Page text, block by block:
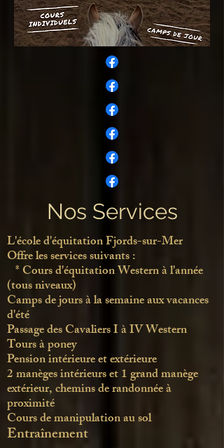
Nos Services
L'école d'équitation Fjords-sur-Mer​
Offre les services suivants :
​ * Coursd'équitation Western à l'année
(tous niveaux)
Camps de jours à la semaine aux vacances
d'été
Passage des Cavaliers I à IV Western
Tours à poney
Pension intérieure et extérieure
2 manèges intérieurs et 1 grand manège
extérieur, chemins de randonnée à
proximité
Cours de manipulation au sol
Entraînement